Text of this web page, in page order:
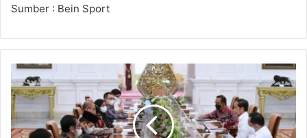
Sumber : Bein Sport